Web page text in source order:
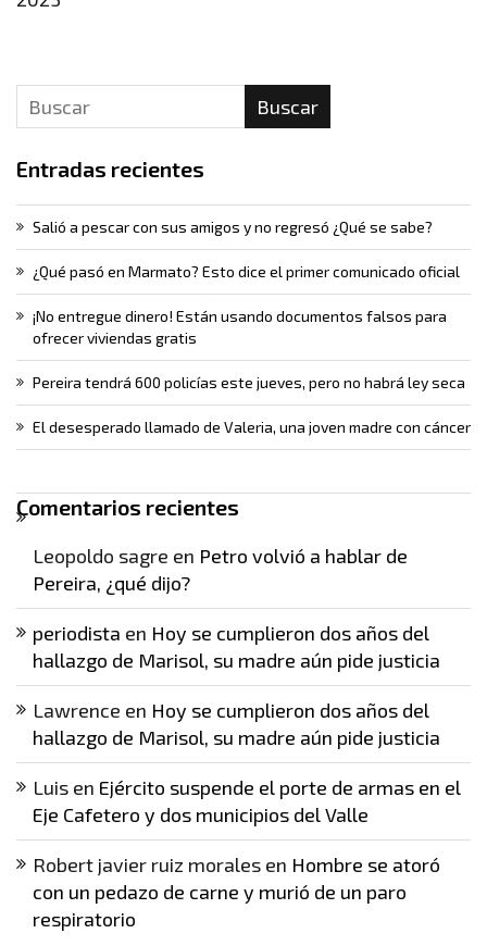
Buscar
Entradas recientes
Salió a pescar con sus amigos y no regresó ¿Qué se sabe?
¿Qué pasó en Marmato? Esto dice el primer comunicado oficial
¡No entregue dinero! Están usando documentos falsos para
ofrecer viviendas gratis
Pereira tendrá 600 policías este jueves, pero no habrá ley seca
El desesperado llamado de Valeria, una joven madre con cáncer
Comentarios recientes
Leopoldo sagre en Petro volvió a hablar de
Pereira, ¿qué dijo?
periodista en Hoy se cumplieron dos años del
hallazgo de Marisol, su madre aún pide justicia
Lawrence en Hoy se cumplieron dos años del
hallazgo de Marisol, su madre aún pide justicia
Luis en Ejército suspende el porte de armas en el
Eje Cafetero y dos municipios del Valle
Robert javier ruiz morales en Hombre se atoró
con un pedazo de carne y murió de un paro
respiratorio